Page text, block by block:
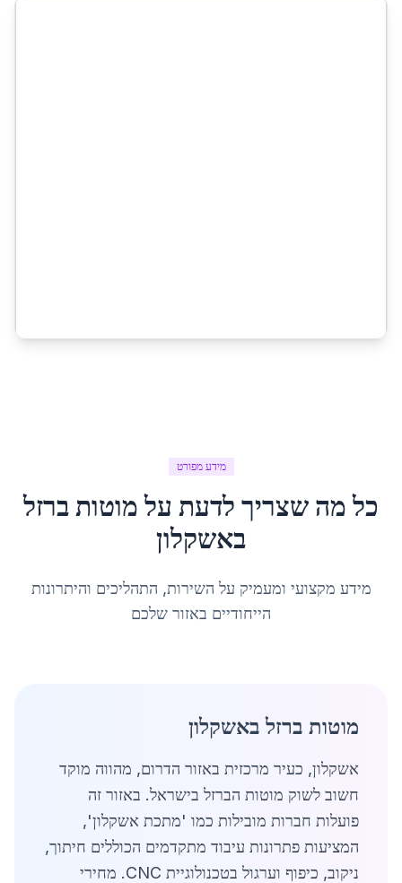
מידע מפורט
כל מה שצריך לדעת עלמוטות ברזל
באשקלון
מידע מקצועי ומעמיק על השירות, התהליכים והיתרונות
הייחודיים באזור שלכם
מוטות ברזל באשקלון
אשקלון, כעיר מרכזית באזור הדרום, מהווה מוקד
חשוב לשוק מוטות הברזל בישראל. באזור זה
פועלות חברות מובילות כמו 'מתכת אשקלון',
המציעות פתרונות עיבוד מתקדמים הכוללים חיתוך,
ניקוב, כיפוף וערגול בטכנולוגיית CNC. מחירי